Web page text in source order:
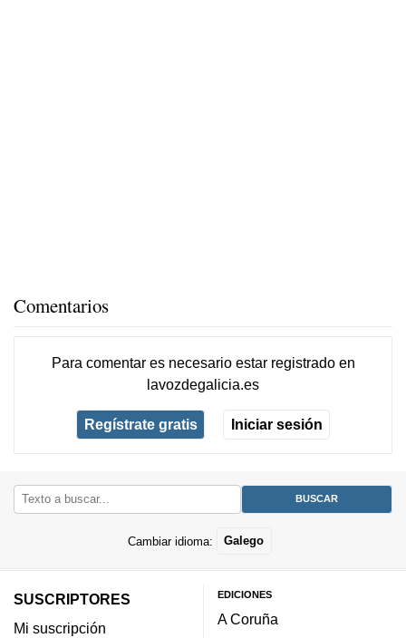
Comentarios
Para comentar es necesario estar registradoen
lavozdegalicia.es
Regístrate gratis Iniciar sesión
Cambiar idioma: Galego
SUSCRIPTORES
Mi suscripción
EDICIONES
A Coruña